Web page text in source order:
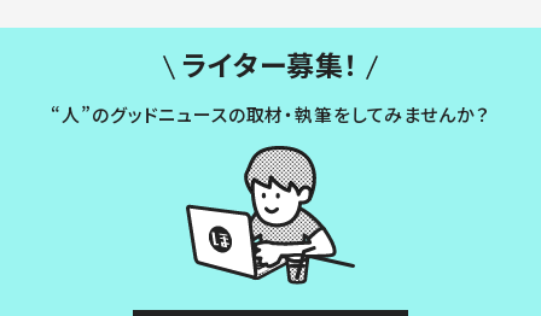
ライター募集！
“人”のグッドニュースの取材・執筆をしてみませんか？